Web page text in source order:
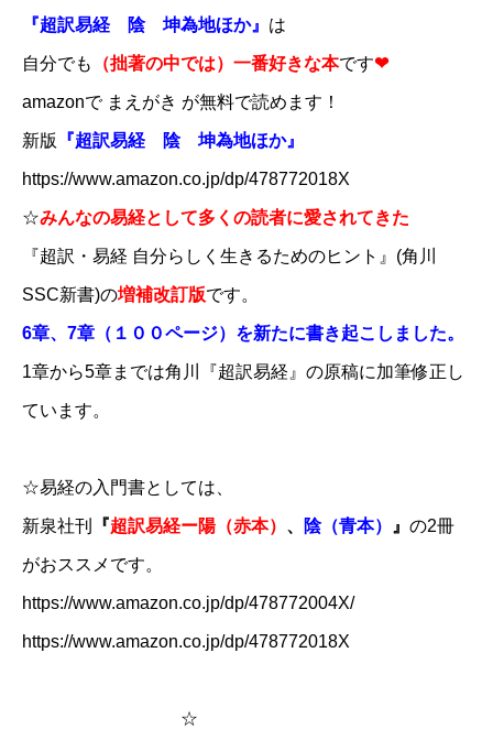
『超訳易経 陰 坤為地ほか』 は
自分でも （拙著の中では）一番好きな本です❤
amazonで まえがき が無料で読めます！
新版​​ 『超訳易経 陰 坤為地ほか』
​https://www.amazon.co.jp/dp/478772018X
☆みんなの易経として多くの読者に愛されてきた
『超訳・易経 自分らしく生きるためのヒント』(角川
SSC新書)の増補改訂版です。
6章、7章（１００ページ）を新たに書き起こしました。
1章から5章までは角川『超訳易経』の原稿に加筆修正し
ています。
☆易経の入門書としては、
新泉社刊 ​​『​超訳易経ー陽（赤本）​ 、 陰（青本） 』​​ の2冊
がおススメです。​
https://www.amazon.co.jp/dp/478772004X/
https://www.amazon.co.jp/dp/478772018X
☆